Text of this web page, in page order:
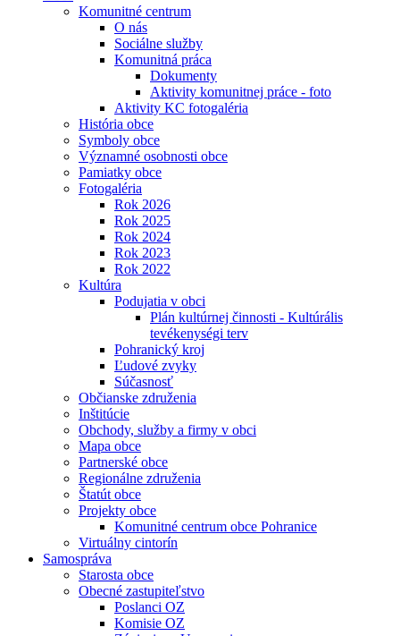
Komunitné centrum
O nás
Sociálne služby
Komunitná práca
Dokumenty
Aktivity komunitnej práce - foto
Aktivity KC fotogaléria
História obce
Symboly obce
Významné osobnosti obce
Pamiatky obce
Fotogaléria
Rok 2026
Rok 2025
Rok 2024
Rok 2023
Rok 2022
Kultúra
Podujatia v obci
Plán kultúrnej činnosti - Kultúrális
tevékenységi terv
Pohranický kroj
Ľudové zvyky
Súčasnosť
Občianske združenia
Inštitúcie
Obchody, služby a firmy v obci
Mapa obce
Partnerské obce
Regionálne združenia
Štatút obce
Projekty obce
Komunitné centrum obce Pohranice
Virtuálny cintorín
Samospráva
Starosta obce
Obecné zastupiteľstvo
Poslanci OZ
Komisie OZ